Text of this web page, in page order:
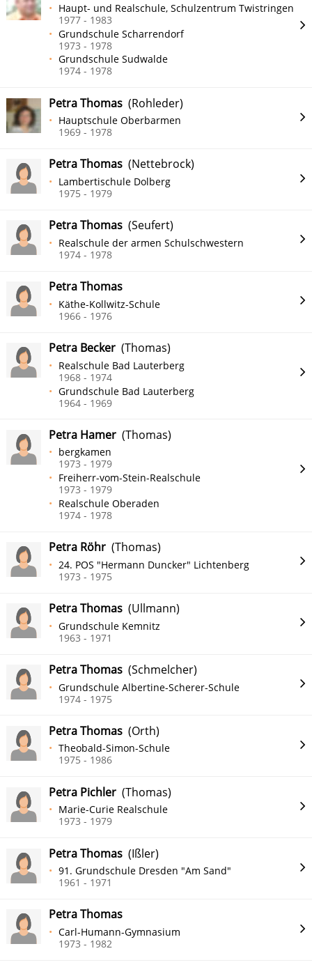
Haupt- und Realschule, Schulzentrum Twistringen
1977 - 1983
Grundschule Scharrendorf
1973 - 1978
Grundschule Sudwalde
1974 - 1978
Petra Thomas (Rohleder)
Hauptschule Oberbarmen
1969 - 1978
Petra Thomas (Nettebrock)
Lambertischule Dolberg
1975 - 1979
Petra Thomas (Seufert)
Realschule der armen Schulschwestern
1974 - 1978
Petra Thomas
Käthe-Kollwitz-Schule
1966 - 1976
Petra Becker (Thomas)
Realschule Bad Lauterberg
1968 - 1974
Grundschule Bad Lauterberg
1964 - 1969
Petra Hamer (Thomas)
bergkamen
1973 - 1979
Freiherr-vom-Stein-Realschule
1973 - 1979
Realschule Oberaden
1974 - 1978
Petra Röhr (Thomas)
24. POS "Hermann Duncker" Lichtenberg
1973 - 1975
Petra Thomas (Ullmann)
Grundschule Kemnitz
1963 - 1971
Petra Thomas (Schmelcher)
Grundschule Albertine-Scherer-Schule
1974 - 1975
Petra Thomas (Orth)
Theobald-Simon-Schule
1975 - 1986
Petra Pichler (Thomas)
Marie-Curie Realschule
1973 - 1979
Petra Thomas (Ißler)
91. Grundschule Dresden "Am Sand"
1961 - 1971
Petra Thomas
Carl-Humann-Gymnasium
1973 - 1982